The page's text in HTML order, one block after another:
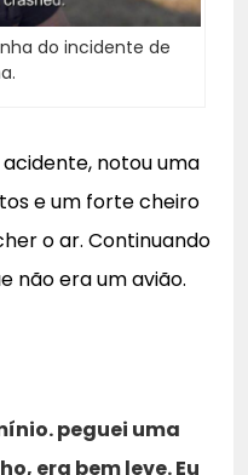
do incidente de
notou uma
e um forte cheiro
o ar. Continuando
não era um avião.
peguei uma
era bem leve. Eu